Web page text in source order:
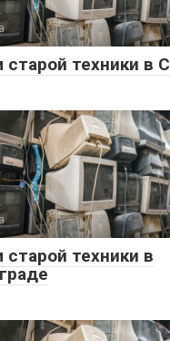
техники в
техники в